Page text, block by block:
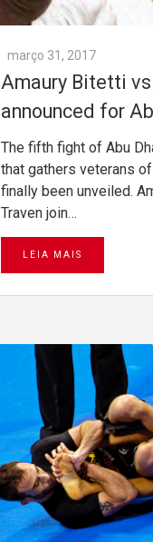
março 31, 2017
Amaury Bitetti
announced for
The fifth fight of Abu
that gathers veterans
finally been unveiled.
Traven join…
LEIA MAIS